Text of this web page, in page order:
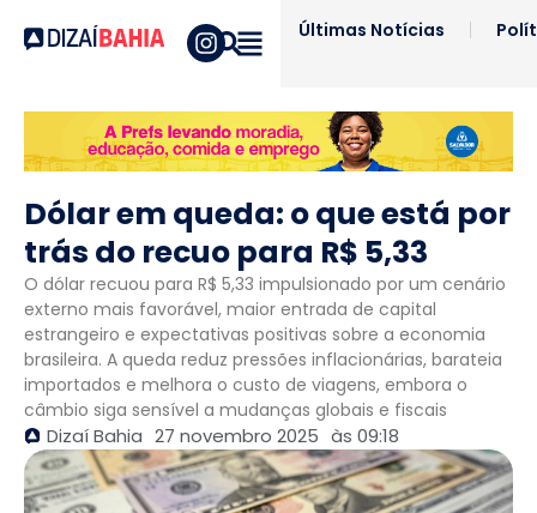
Últimas Notícias
Dólar em queda: o que está por
trás do recuo para R$ 5,33
O dólar recuou para R$ 5,33 impulsionado por um cenário
externo mais favorável, maior entrada de capital
estrangeiro e expectativas positivas sobre a economia
brasileira. A queda reduz pressões inflacionárias, barateia
importados e melhora o custo de viagens, embora o
câmbio siga sensível a mudanças globais e fiscais
Dizaí Bahia 27 novembro 2025 às 09:18